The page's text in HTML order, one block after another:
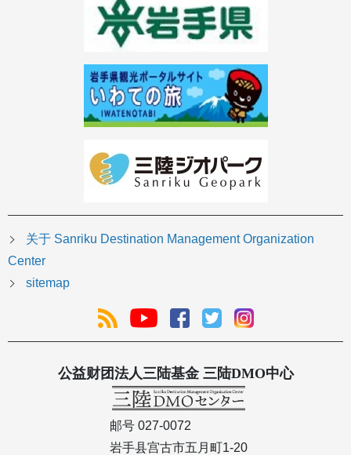
关于 Sanriku Destination Management Organization
Center
sitemap
公益财团法人三陆基金 三陆DMO中心
邮号 027-0072
岩手县宫古市五月町1-20